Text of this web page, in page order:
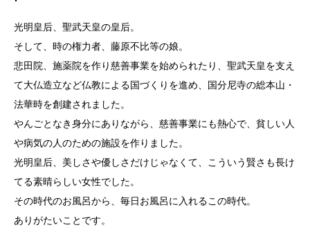
光明皇后、聖武天皇の皇后。
そして、時の権力者、藤原不比等の娘。
悲田院、施薬院を作り慈善事業を始められたり、聖武天皇を支え
て大仏造立など仏教による国づくりを進め、国分尼寺の総本山・
法華時を創建されました。
やんごとなき身分にありながら、慈善事業にも熱心で、貧しい人
や病気の人のための施設を作りました。
光明皇后、美しさや優しさだけじゃなくて、こういう賢さも長け
てる素晴らしい女性でした。
その時代のお風呂から、毎日お風呂に入れるこの時代。
ありがたいことです。